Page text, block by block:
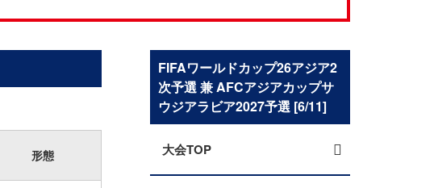
形態
FIFAワールドカップ26アジア2
次予選 兼 AFCアジアカップサ
ウジアラビア2027予選 [6/11]
大会TOP